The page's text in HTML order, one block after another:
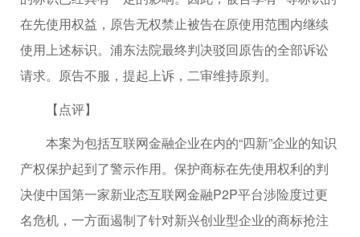
在先使用权益，原告无权禁止被告在原使用范围内继续
使用上述标识。浦东法院最终判决驳回原告的全部诉讼
请求。原告不服，提起上诉，二审维持原判。
【点评】
本案为包括互联网金融企业在内的“四新”企业的知识
产权保护起到了警示作用。保护商标在先使用权利的判
决使中国第一家新业态互联网金融P2P平台涉险度过更
名危机，一方面遏制了针对新兴创业型企业的商标抢注